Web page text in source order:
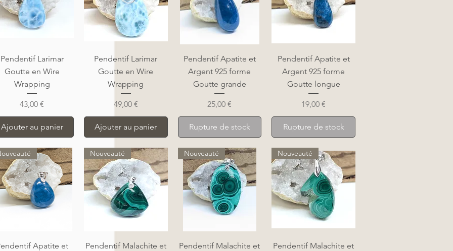
Aperçu rapide
Pendentif Larimar
Goutte en Wire
Wrapping
Prix
43,00 €
Ajouter au panier
Aperçu rapide
Pendentif Larimar
Goutte en Wire
Wrapping
Prix
49,00 €
Ajouter au panier
Aperçu rapide
Pendentif Apatite et
Argent 925 forme
Goutte grande
Prix
25,00 €
Rupture de stock
Aperçu rapide
Pendentif Apatite et
Argent 925 forme
Goutte longue
Prix
19,00 €
Rupture de stock
Aperçu rapide
Apatite et
Aperçu rapide
Nouveauté
Pendentif Malachite et
Aperçu rapide
Nouveauté
Pendentif Malachite et
Aperçu rapide
Nouveauté
Pendentif Malachite et